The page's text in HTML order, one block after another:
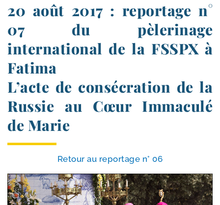
20 août 2017 : reportage n°
07 du pèlerinage
international de la FSSPX à
Fatima
L’acte de consécration de la
Russie au Cœur Immaculé
de Marie
Retour au repor­tage n° 06